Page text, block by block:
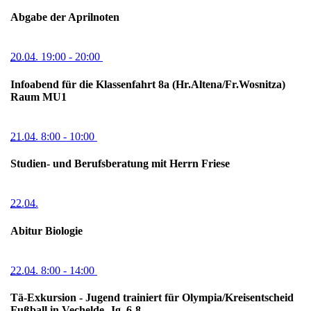
Abgabe der Aprilnoten
20.04. 19:00 - 20:00
Infoabend für die Klassenfahrt 8a (Hr.Altena/Fr.Wosnitza)
Raum MU1
21.04. 8:00 - 10:00
Studien- und Berufsberatung mit Herrn Friese
22.04.
Abitur Biologie
22.04. 8:00 - 14:00
Tä-Exkursion - Jugend trainiert für Olympia/Kreisentscheid